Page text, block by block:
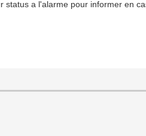
status a l'alarme pour informer en